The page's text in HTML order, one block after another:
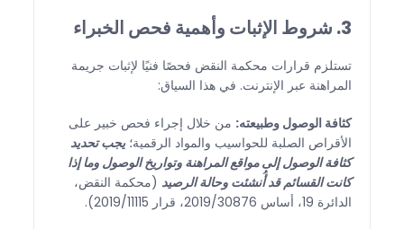
3. شروط الإثبات وأهمية فحص الخبراء
تستلزم قرارات محكمة النقض فحصًا فنيًا لإثبات جريمة
المراهنة عبر الإنترنت. في هذا السياق:
كثافة الوصول وطبيعته: من خلال إجراء فحص خبير على
الأقراص الصلبة للحواسيب والمواد الرقمية؛يجب تحديد
كثافة الوصول إلى مواقع المراهنة وتواريخ الوصول وما إذا
كانت القسائم قد أُنشئت وحالة الرصيد (محكمة النقض،
الدائرة 19، أساس 2019/30876، قرار 2019/11115).